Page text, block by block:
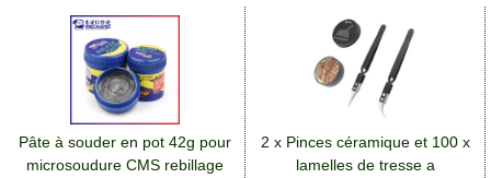
Pâte à souder en pot 42g pour
microsoudure CMS rebillage
2 x Pinces céramique et 100 x
lamelles de tresse a